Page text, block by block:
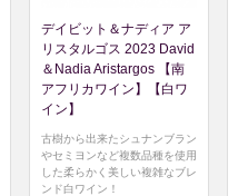
デイビット＆ナディア ア
リスタルゴス 2023 David
＆Nadia Aristargos 【南
アフリカワイン】【白ワ
イン】
古樹から出来たシュナンブラン
やセミヨンなど複数品種を使用
した柔らかく美しい複雑なブレ
ンド白ワイン！